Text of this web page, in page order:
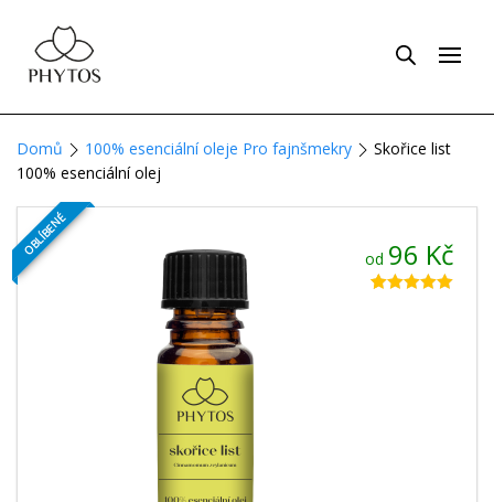
Domů 100% esenciální oleje Pro fajnšmekry
Skořice list
100% esenciální olej
OBLÍBENÉ
od 96 Kč